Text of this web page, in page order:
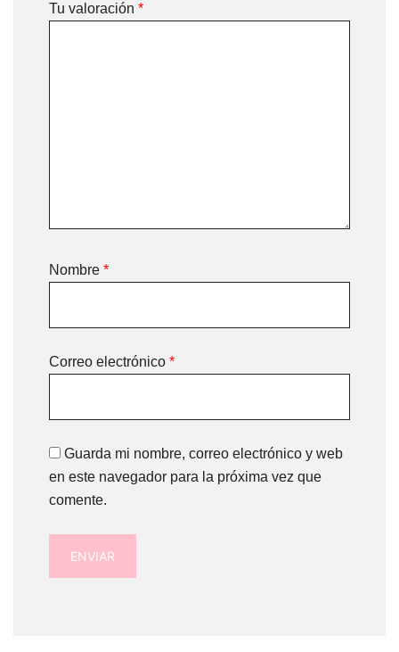
Tu valoración *
Nombre *
Correo electrónico *
Guarda mi nombre, correo electrónico y web
en este navegador para la próxima vez que
comente.